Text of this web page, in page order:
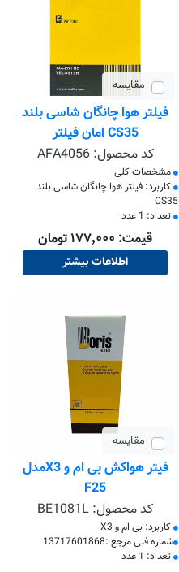
مقایسه
فیلتر هوا چانگان شاسی بلند
CS35 امان فیلتر
کد محصول:AFA4056
مشخصات کلی
کاربرد: فیلتر هوا چانگان شاسی بلند
CS35
تعداد: 1 عدد
قیمت: ۱۷۷٬۰۰۰ تومان
اطلاعات بیشتر
مقایسه
فیتر هواکش بی ام و X3مدل
F25
کد محصول: BE1081L
کاربرد: بی ام و X3
​شماره فنی مرجع :13717601868
تعداد: 1 عدد